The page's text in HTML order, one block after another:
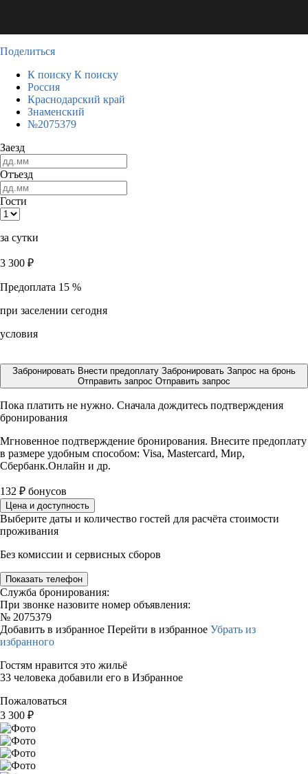
Поделиться
К поиску К поиску
Россия
Краснодарский край
Знаменский
№2075379
Заезд
Отъезд
Гости
за сутки
3 300 ₽
Предоплата 15 %
при заселении сегодня
условия
Забронировать Внести предоплату Забронировать Запрос на бронь
Отправить запрос Отправить запрос
Пока платить не нужно. Сначала дождитесь подтверждения
бронирования
Мгновенное подтверждение бронирования. Внесите предоплату
в размере удобным способом: Visa, Mastercard, Мир,
Сбербанк.Онлайн и др.
132 ₽ бонусов
Цена и доступность
Выберите даты и количество гостей для расчёта стоимости
проживания
Без комиссии и сервисных сборов
Показать телефон
Служба бронирования:
При звонке назовите номер объявления:
№ 2075379
Добавить в избранное Перейти в избранное Убрать из
избранного
Гостям нравится это жильё
33 человека добавили его в Избранное
Пожаловаться
3 300 ₽